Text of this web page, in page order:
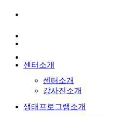
센터소개
센터소개
강사진소개
생태프로그램소개